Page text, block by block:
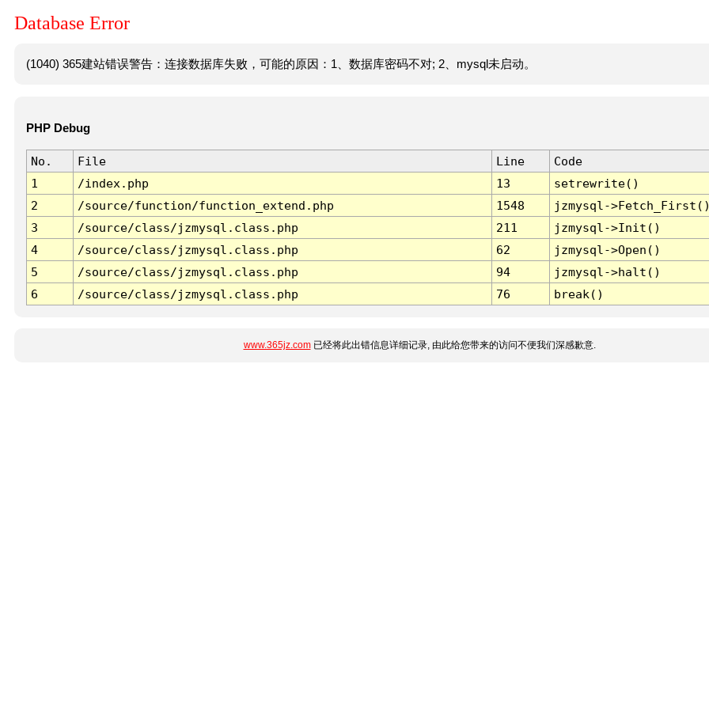
Database Error
(1040) 365建站错误警告：连接数据库失败，可能的原因：1、数据库密码不对; 2、mysql未启动。
PHP Debug
No. File Line
Code
1
/index.php 13
setrewrite()
2
/source/function/function_extend.php 1548
jzmysql-
3
/source/class/jzmysql.class.php 211
jzmysql->Init()
4
/source/class/jzmysql.class.php 62
jzmysql->Open()
5
/source/class/jzmysql.class.php 94
jzmysql->halt()
6
/source/class/jzmysql.class.php 76 break()
www.365jz.com已经将此出错信息详细记录, 由此给您带来的访问不便我们深感歉意.